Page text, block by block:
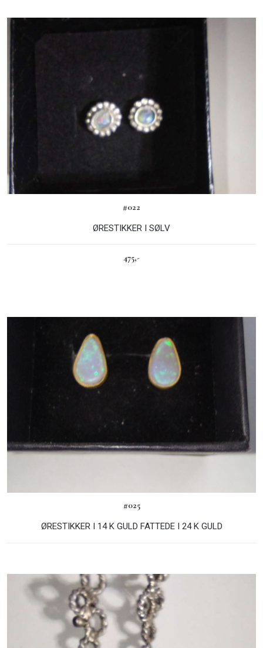
#022
ØRESTIKKER I SØLV
475,-
#025
ØRESTIKKER I 14 K GULD FATTEDE I 24 K GULD​